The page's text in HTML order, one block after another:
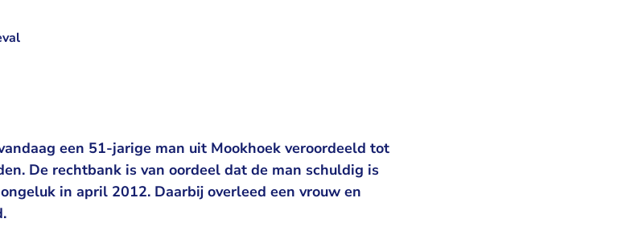
een 51-jarige man uit Mookhoek veroordeeld tot
De rechtbank is van oordeel dat de man schuldig is
in april 2012. Daarbij overleed een vrouw en